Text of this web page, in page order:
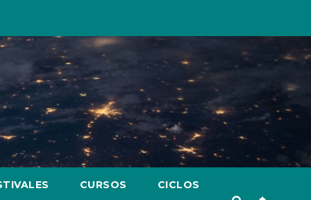
CURSOS CICLOS